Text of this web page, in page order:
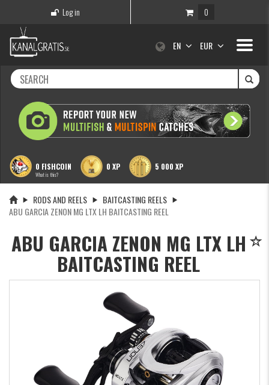
Log in 0
Toggle
EN EUR
0 FISHCOIN
What is this?
0 XP 5 000 XP
RODS AND REELS
BAITCASTING REELS
ABU GARCIA ZENON MG LTX LH BAITCASTING REEL
ABU GARCIA ZENON MG LTX LH
BAITCASTING REEL